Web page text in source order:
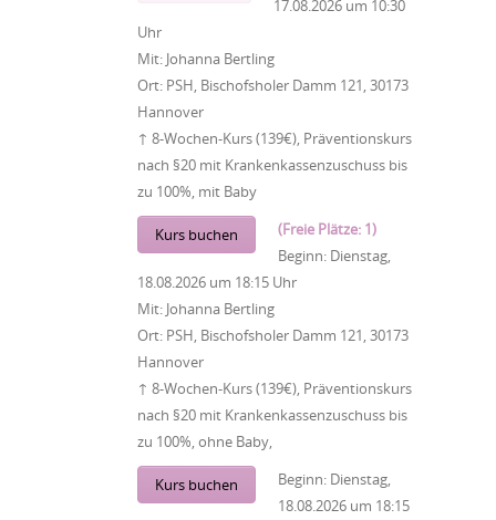
17.08.2026 um 10:30
Uhr
Mit: Johanna Bertling
Ort: PSH, Bischofsholer Damm 121, 30173
Hannover
↑ 8-Wochen-Kurs (139€), Präventionskurs
nach §20 mit Krankenkassenzuschuss bis
zu 100%, mit Baby
Kurs buchen
(Freie Plätze: 1)
Beginn: Dienstag,
18.08.2026 um 18:15 Uhr
Mit: Johanna Bertling
Ort: PSH, Bischofsholer Damm 121, 30173
Hannover
↑ 8-Wochen-Kurs (139€), Präventionskurs
nach §20 mit Krankenkassenzuschuss bis
zu 100%, ohne Baby,
Kurs buchen Beginn: Dienstag,
18.08.2026 um 18:15